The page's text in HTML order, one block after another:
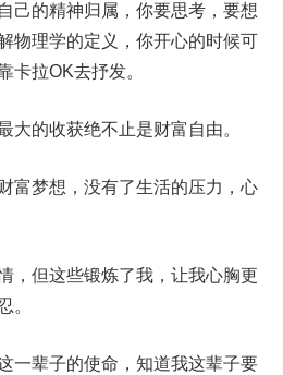
己的精神归属，你要思考，要想
物理学的定义，你开心的时候可
卡拉OK去抒发。
大的收获绝不止是财富自由。
富梦想，没有了生活的压力，心
，但这些锻炼了我，让我心胸更
。
一辈子的使命，知道我这辈子要